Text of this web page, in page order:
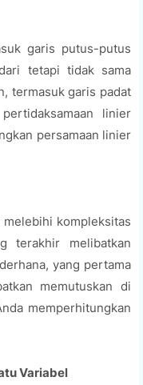
garis putus-putus
tetapi tidak sama
termasuk garis padat
linier
persamaan linier
kompleksitas
terakhir melibatkan
yang pertama
memutuskan di
memperhitungkan
Variabel